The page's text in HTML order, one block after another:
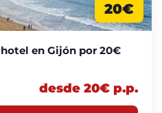
20€
en Gijón por 20€
desde 20€ p.p.